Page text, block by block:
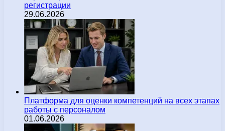
регистрации
29.06.2026
Платформа для оценки компетенций на всех этапах
работы с персоналом
01.06.2026